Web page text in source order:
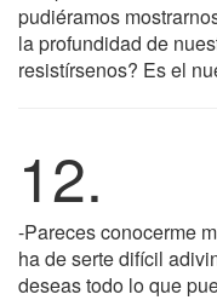
pudiéramos
la profundidad de
resistírsenos? Es el
12.
-Pareces conocerme
ha de serte difícil
deseas todo lo que